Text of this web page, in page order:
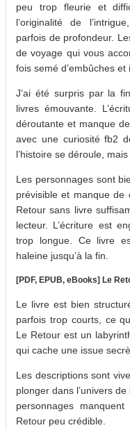
peu trop fleurie et
l’originalité de
parfois de profondeur.
de voyage qui vous
fois semé d’embûches
J’ai été surpris par la
livres émouvante.
déroutante et manque
avec une curiosité fb2
l’histoire se déroule,
Les personnages sont
prévisible et manque
Retour sans livre
lecteur. L’écriture est
trop longue. Ce livre
haleine jusqu’à la fin.
[PDF, EPUB, eBooks] Le
Le livre est bien
parfois trop courts, ce
Le Retour est un
qui cache une issue
Les descriptions sont
plonger dans l’univers
personnages
Retour peu crédible.